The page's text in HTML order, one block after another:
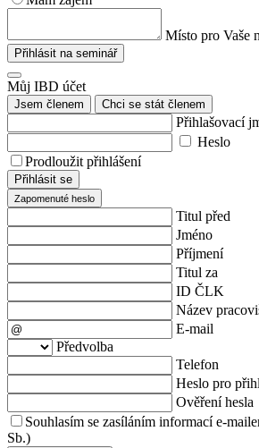
Místo pro Vaše
Přihlásit na seminář
Můj IBD účet
Jsem členem Chci se stát členem
Přihlašovací
Heslo
Prodloužit přihlášení
Přihlásit se
Zapomenuté heslo
Titul před
Jméno
Příjmení
Titul za
ID ČLK
Název
E-mail
Předvolba
Telefon
Heslo pro
Ověření hesla
Souhlasím se zasíláním informací e-
Sb.)